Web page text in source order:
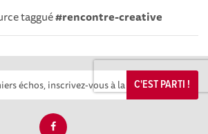
taggué#rencontre-creative
C'EST PARTI !